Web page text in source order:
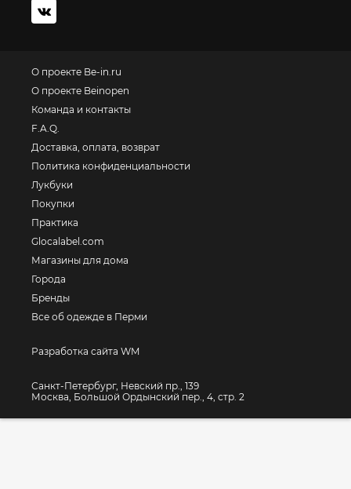
О проекте Be-in.ru
О проекте Beinopen
Команда и контакты
F.A.Q.
Доставка, оплата, возврат
Политика конфиденциальности
Лукбуки
Покупки
Практика
Glocalabel.com
Магазины для дома
Города
Бренды
Все об одежде в Перми
Разработка сайта WM
Санкт-Петербург, Невский пр., 139
Москва, Большой Ордынский пер., 4, стр. 2